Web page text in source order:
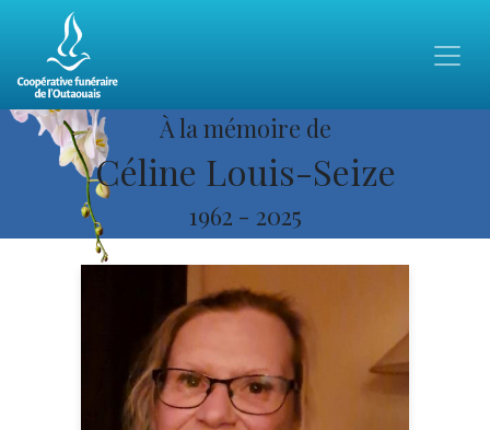
À la mémoire de
Céline Louis-Seize
1962 - 2025